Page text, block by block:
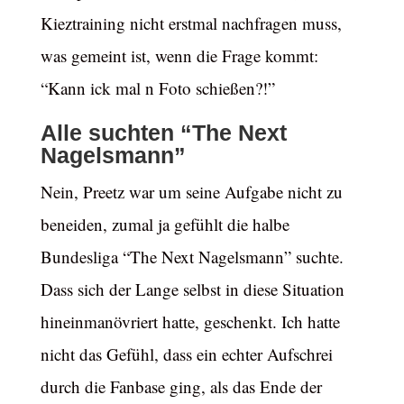
Kieztraining nicht erstmal nachfragen muss,
was gemeint ist, wenn die Frage kommt:
“Kann ick mal n Foto schießen?!”
Alle suchten “The Next
Nagelsmann”
Nein, Preetz war um seine Aufgabe nicht zu
beneiden, zumal ja gefühlt die halbe
Bundesliga “The Next Nagelsmann” suchte.
Dass sich der Lange selbst in diese Situation
hineinmanövriert hatte, geschenkt. Ich hatte
nicht das Gefühl, dass ein echter Aufschrei
durch die Fanbase ging, als das Ende der